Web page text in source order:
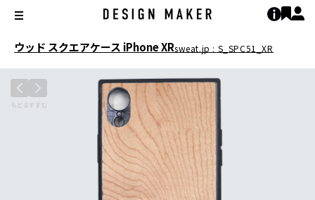
ウッド スクエアケース iPhone XRsweat.jp : S_SPC51_XR